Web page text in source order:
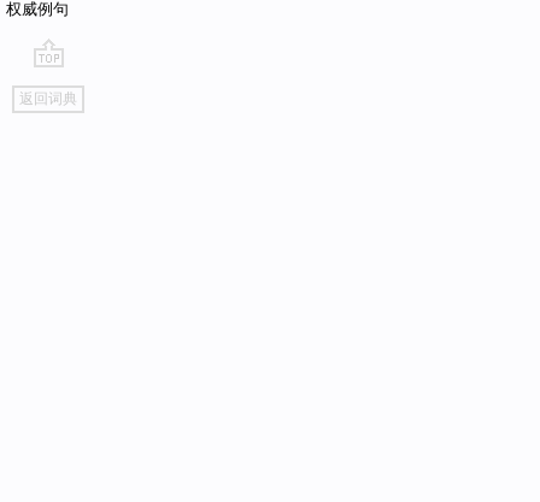
权威例句
go
top
返回词典